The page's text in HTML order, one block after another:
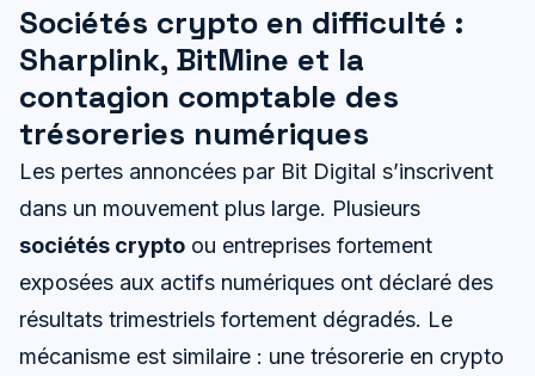
Sociétés crypto en difficulté :
Sharplink, BitMine et la
contagion comptable des
trésoreries numériques
Les pertes annoncées par Bit Digital s’inscrivent
dans un mouvement plus large. Plusieurs
sociétés crypto ou entreprises fortement
exposées aux actifs numériques ont déclaré des
résultats trimestriels fortement dégradés. Le
mécanisme est similaire : une trésorerie en crypto